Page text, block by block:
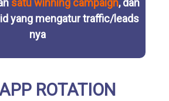
satu winning campaign, dan
yang mengatur traffic/leads
nya
ROTATION